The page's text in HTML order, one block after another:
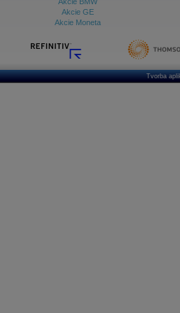
Akcie GE
Akcie Moneta
Tvorba